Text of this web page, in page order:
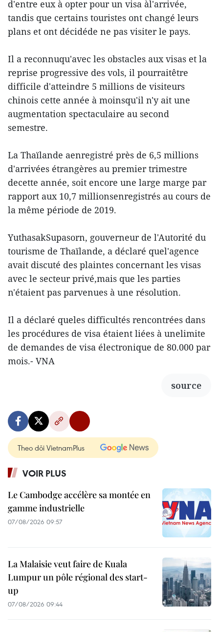
d'entre eux à opter pour un visa àl'arrivée,
tandis que certains touristes ont changé leurs
plans et ont décidéde ne pas visiter le pays.
Il a reconnuqu'avec les obstacles aux visas et la
reprise progressive des vols, il pourraitêtre
difficile d'atteindre 5 millions de visiteurs
chinois cette année à moinsqu'il n'y ait une
augmentation spectaculaire au second
semestre.
La Thaïlande aenregistré près de 6,5 millions
d'arrivées étrangères au premier trimestre
decette année, soit encore une large marge par
rapport aux 10,7 millionsenregistrés au cours de
la même période de 2019.
YuthasakSupasorn, gouverneur de l'Autorité du
tourisme de Thaïlande, a déclaré quel'agence
avait discuté des plaintes concernant les visas
avec le secteur privé,mais que les parties
n'étaient pas parvenues à une résolution.
Il a déclaré queles difficultés rencontrées dans
les procédures de visa étaient liées à unelimite
de demandes de visa électronique de 80.000 par
mois.- VNA
source
Theo dõi VietnamPlus
VOIR PLUS
Le Cambodge accélère sa montée en
gamme industrielle
07/08/2026 09:57
La Malaisie veut faire de Kuala
Lumpur un pôle régional des start-
up
07/08/2026 09:44